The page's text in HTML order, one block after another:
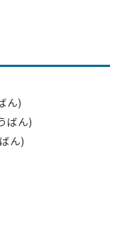
ん)
ばん)
ん)